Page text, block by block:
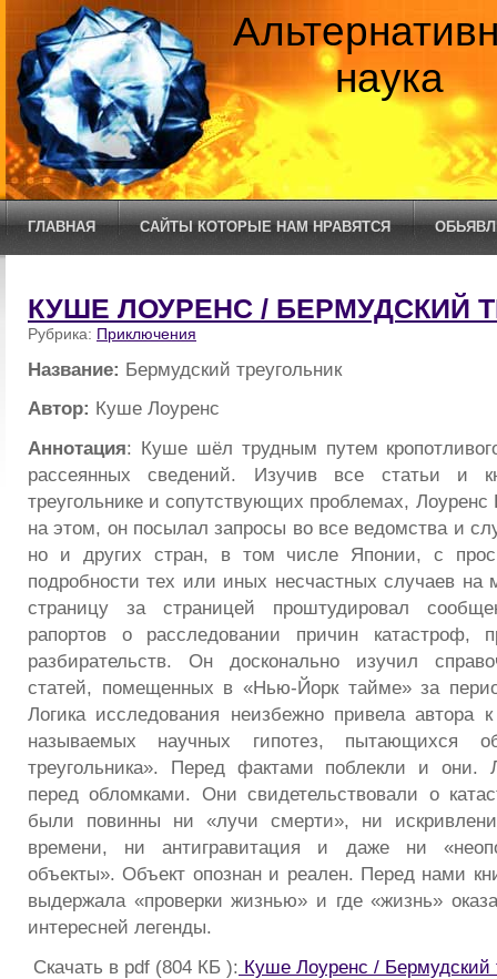
наука
ГЛАВНАЯ САЙТЫ КОТОРЫЕ НАМ НРАВЯТСЯ
КУШЕ ЛОУРЕНС / БЕРМУДСКИЙ
Рубрика: Приключения
Название: Бермудский треугольник
Автор: Куше Лоуренс
Аннотация: Куше шёл трудным путем
рассеянных сведений. Изучив все статьи и
треугольнике и сопутствующих проблемах,
на этом, он посылал запросы во все ведомства и
но и других стран, в том числе Японии, с
подробности тех или иных несчастных случаев
страницу за страницей проштудировал
рапортов о расследовании причин катастроф,
разбирательств. Он досконально изучил
статей, помещенных в «Нью-Йорк тайме» за
Логика исследования неизбежно привела автора
называемых научных гипотез, пытающихся
треугольника». Перед фактами поблекли и они.
перед обломками. Они свидетельствовали о
были повинны ни «лучи смерти», ни
времени, ни антигравитация и даже ни
объекты». Объект опознан и реален. Перед нами
выдержала «проверки жизнью» и где «жизнь»
интересней легенды.
Скачать в pdf (804 КБ ): Куше Лоуренс / Бермудский